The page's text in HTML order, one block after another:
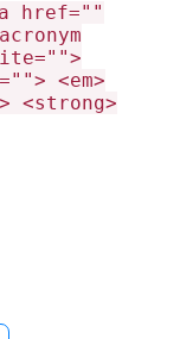
href=""
<em>
<strong>